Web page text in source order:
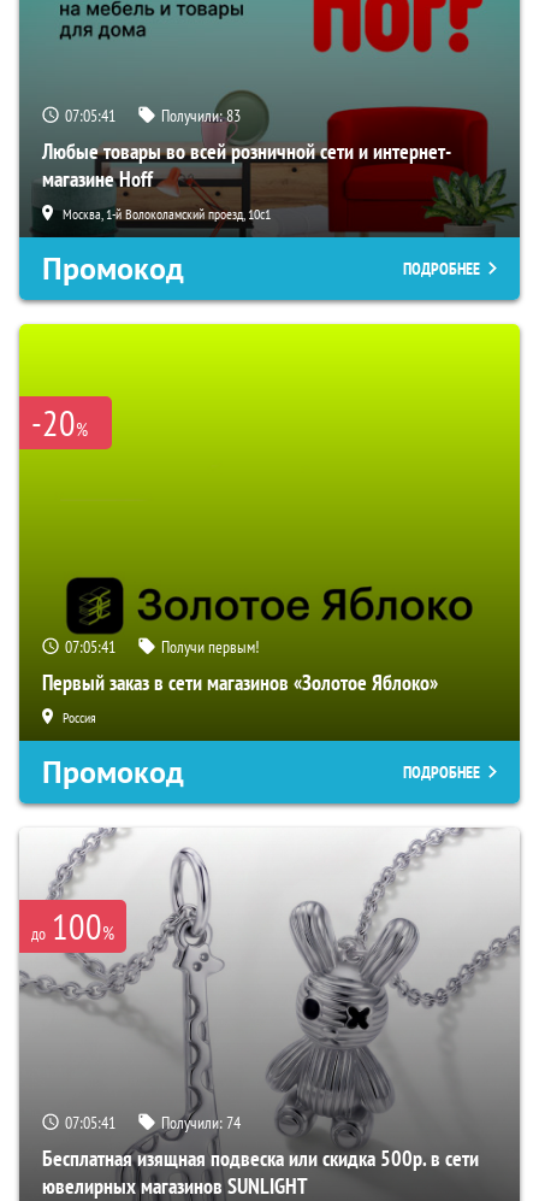
07:05:40 Получили:83
Любые товары во всей розничной сети и интернет-
магазине Hoff
Москва, 1-й Волоколамский проезд, 10с1
Промокод ПОДРОБНЕЕ
-20%
07:05:40 Получи первым!
Первый заказ в сети магазинов «Золотое Яблоко»
Россия
Промокод ПОДРОБНЕЕ
до 100%
07:05:40 Получили:74
Бесплатная изящная подвеска или скидка 500р. в сети
ювелирных магазинов SUNLIGHT